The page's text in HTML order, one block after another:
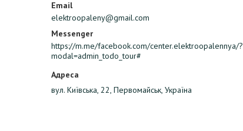
elektroopaleny@gmail.com
https://m.me/facebook.com/center.elektroopalennya/?
modal=admin_todo_tour#
вул. Київська, 22, Первомайськ, Україна